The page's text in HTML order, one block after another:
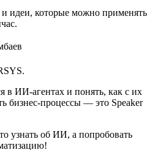
идеи, которые можно применять
в ИИ-агентах и понять, как с их
бизнес-процессы — это Speaker
узнать об ИИ, а попробовать